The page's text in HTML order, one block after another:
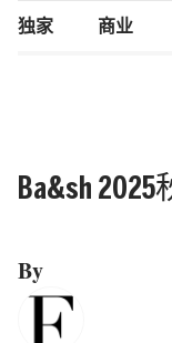
独家 商业
Ba&sh
By